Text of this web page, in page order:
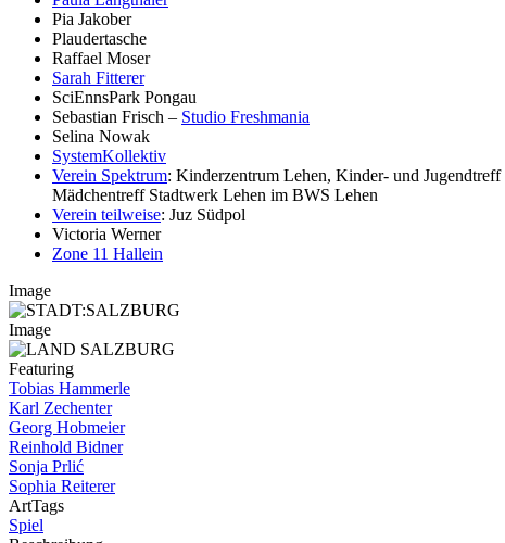
Pia Jakober
Plaudertasche
Raffael Moser
Sarah Fitterer
SciEnnsPark Pongau
Sebastian Frisch – Studio Freshmania
Selina Nowak
SystemKollektiv
Verein Spektrum: Kinderzentrum Lehen, Kinder- und
Mädchentreff Stadtwerk Lehen im BWS Lehen
Verein teilweise: Juz Südpol
Victoria Werner
Zone 11 Hallein
Image
Image
Featuring
Tobias Hammerle
Karl Zechenter
Georg Hobmeier
Reinhold Bidner
Sonja Prlić
Sophia Reiterer
ArtTags
Spiel